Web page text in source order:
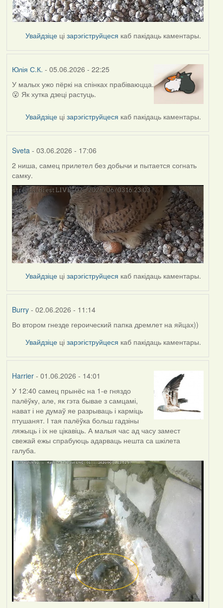
Увайдзіце цізарэгіструйцеся каб пакідаць каментары.
Юлія С.К. - 05.06.2026 - 22:25
У малых ужо пёркі на спінках прабіваюцца.
😮 Як хутка дзеці растуць.
Увайдзіце цізарэгіструйцеся каб пакідаць каментары.
Sveta- 03.06.2026 - 17:06
2 ниша, самец прилетел без добычи и пытается согнать
самку.
Увайдзіце цізарэгіструйцеся каб пакідаць каментары.
Burry- 02.06.2026 - 11:14
Во втором гнезде героический папка дремлет на яйцах))
Увайдзіце цізарэгіструйцеся каб пакідаць каментары.
Harrier- 01.06.2026 - 14:01
У 12:40 самец прынёс на 1-е гняздо
палёўку, але, як гэта бывае з самцамі,
нават і не думаў яе разрываць і карміць
птушанят. І тая палёўка больш гадзіны
ляжыць і іх не цікавіць. А малыя час ад часу замест
свежай ежы спрабуюць адарваць нешта са шкілета
галуба.